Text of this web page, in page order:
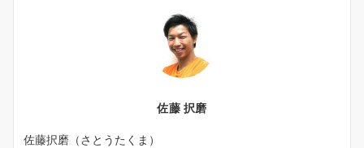
佐藤 択磨
佐藤択磨（さとうたくま）